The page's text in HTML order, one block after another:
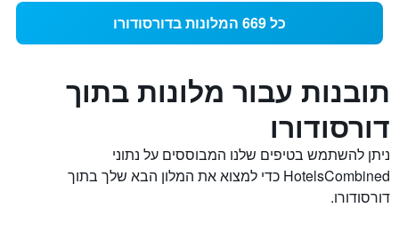
כל 669 המלונות בדורסודורו
תובנות עבור מלונות בתוך
דורסודורו
ניתן להשתמש בטיפים שלנו המבוססים על נתוני
HotelsCombined כדי למצוא את המלון הבא שלך בתוך
דורסודורו.